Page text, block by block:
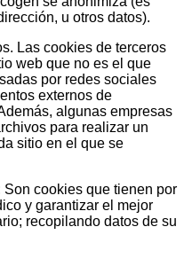
u otros datos).
cookies de terceros
web que no es el que
por redes sociales
externos de
algunas empresas
para realizar un
sitio en el que se
que tienen por
y garantizar el mejor
recopilando datos de su